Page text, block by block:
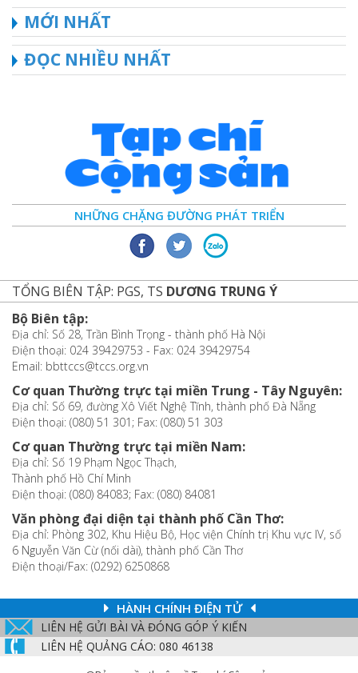
MỚI NHẤT
ĐỌC NHIỀU NHẤT
NHỮNG CHẶNG ĐƯỜNG PHÁT TRIỂN
TỔNG BIÊN TẬP: PGS, TS DƯƠNG TRUNG Ý
Bộ Biên tập:
Địa chỉ: Số 28, Trần Bình Trọng - thành phố Hà Nội
Điện thoại: 024 39429753 - Fax: 024 39429754
Email: bbttccs@tccs.org.vn
Cơ quan Thường trực tại miền Trung - Tây Nguyên:
Địa chỉ: Số 69, đường Xô Viết Nghệ Tĩnh, thành phố Đà Nẵng
Điện thoại: (080) 51 301; Fax: (080) 51 303
Cơ quan Thường trực tại miền Nam:
Địa chỉ: Số 19 Phạm Ngọc Thạch,
Thành phố Hồ Chí Minh
Điện thoại: (080) 84083; Fax: (080) 84081
Văn phòng đại diện tại thành phố Cần Thơ:
Địa chỉ: Phòng 302, Khu Hiệu Bộ, Học viện Chính trị Khu vực IV, số
6 Nguyễn Văn Cừ (nối dài), thành phố Cần Thơ
Điện thoại/Fax: (0292) 6250868
HÀNH CHÍNH ĐIỆN TỬ
LIÊN HỆ GỬI BÀI VÀ ĐÓNG GÓP Ý KIẾN
LIÊN HỆ QUẢNG CÁO: 080 46138